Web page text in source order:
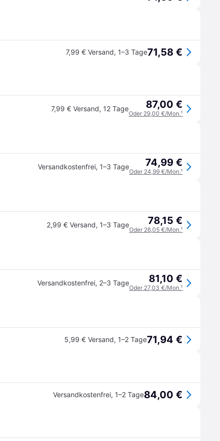
7,99 € Versand, 1–3 Tage71,58 €
7,99 € Versand, 12 Tage 87,00 €
Oder 29,00 €/Mon.¹
Versandkostenfrei, 1–3 Tage 74,99 €
Oder 24,99 €/Mon.¹
2,99 € Versand, 1–3 Tage 78,15 €
Oder 26,05 €/Mon.¹
Versandkostenfrei, 2–3 Tage 81,10 €
Oder 27,03 €/Mon.¹
5,99 € Versand, 1–2 Tage71,94 €
Versandkostenfrei, 1–2 Tage84,00 €